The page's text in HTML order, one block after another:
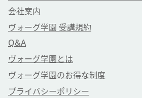
会社案内
ヴォーグ学園 受講規約
Q&A
ヴォーグ学園とは
ヴォーグ学園のお得な制度
プライバシーポリシー